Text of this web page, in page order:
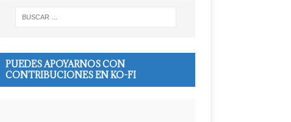
PUEDES APOYARNOS CON
CONTRIBUCIONES EN KO-FI